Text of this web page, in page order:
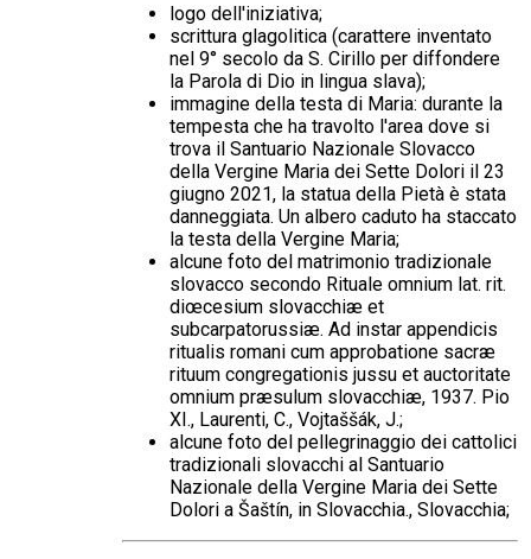
logo dell'iniziativa;
scrittura glagolitica (carattere inventato
nel 9° secolo da S. Cirillo per diffondere
la Parola di Dio in lingua slava);
immagine della testa di Maria: durante la
tempesta che ha travolto l'area dove si
trova il Santuario Nazionale Slovacco
della Vergine Maria dei Sette Dolori il 23
giugno 2021, la statua della Pietà è stata
danneggiata. Un albero caduto ha staccato
la testa della Vergine Maria;
alcune foto del matrimonio tradizionale
slovacco secondo Rituale omnium lat. rit.
diœcesium slovacchiæ et
subcarpatorussiæ. Ad instar appendicis
ritualis romani cum approbatione sacræ
rituum congregationis jussu et auctoritate
omnium præsulum slovacchiæ, 1937. Pio
XI., Laurenti, C., Vojtaššák, J.;
alcune foto del pellegrinaggio dei cattolici
tradizionali slovacchi al Santuario
Nazionale della Vergine Maria dei Sette
Dolori a Šaštín, in Slovacchia., Slovacchia;